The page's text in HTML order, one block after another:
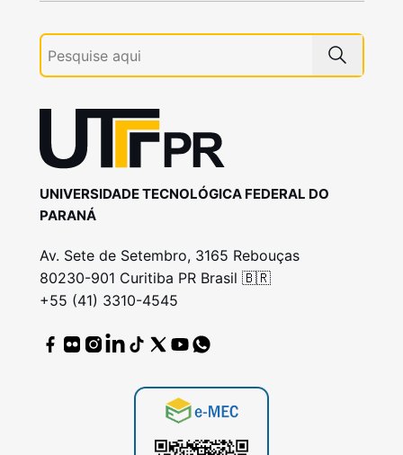
UNIVERSIDADE TECNOLÓGICA FEDERAL DO
PARANÁ
Av. Sete de Setembro, 3165 Rebouças
80230-901 Curitiba PR Brasil 🇧🇷
+55 (41) 3310-4545